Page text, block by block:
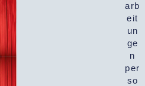
arb
eit
un
ge
n
per
so